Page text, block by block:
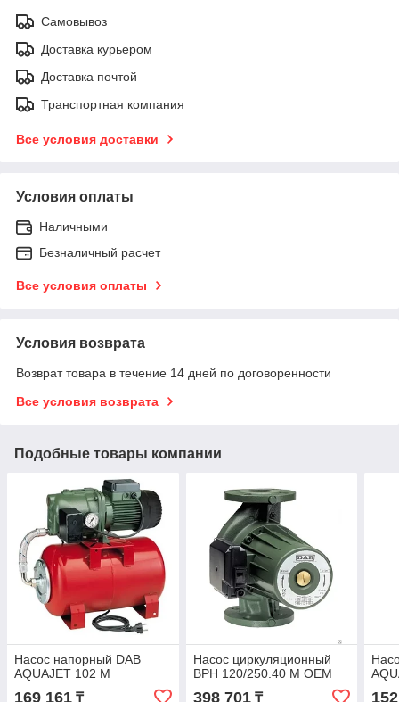
Самовывоз
Доставка курьером
Доставка почтой
Транспортная компания
Все условия доставки
Условия оплаты
Наличными
Безналичный расчет
Все условия оплаты
Условия возврата
Возврат товара в течение 14 дней по договоренности
Все условия возврата
Подобные товары компании
Насос напорный DAB
AQUAJET 102 M
169 161 ₸
Насос циркуляционный
BPH 120/250.40 M OEM
398 701₸